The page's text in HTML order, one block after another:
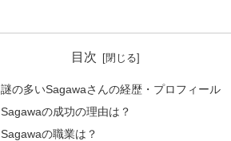
目次
謎の多いSagawaさんの経歴・プロフィール
Sagawaの成功の理由は？
Sagawaの職業は？